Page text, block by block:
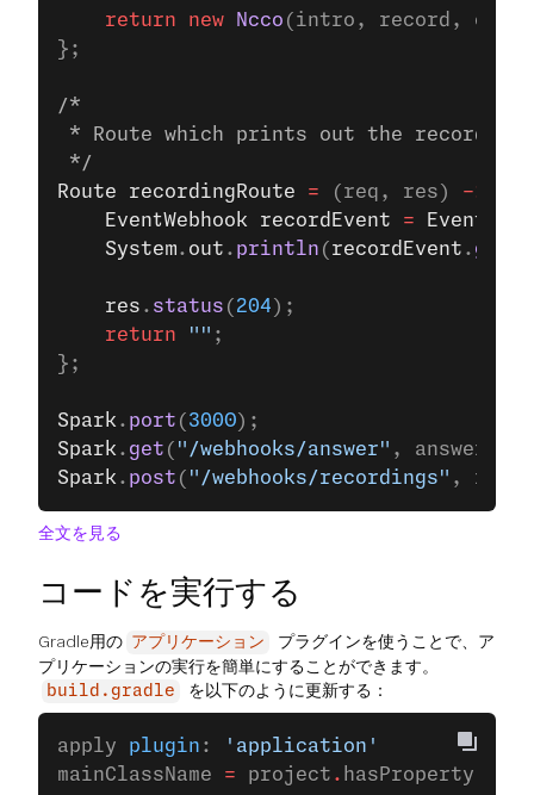
    return
new Ncco (intro, record,
};
/*
* Route which prints out the
*/
Route recordingRoute = (req, res) ->
    EventWebhook
recordEvent =
    System
. out . println ( recordEvent .
    res
. status ( 204 );
    return
"" ;
};
Spark . port ( 3000);
Spark . get ( "/webhooks/answer" ,
Spark . post ( "/webhooks/recordings" ,
全文を見る
コードを実行する
Gradle用の アプリケーション
プラグインを使うことで、ア
プリケーションの実行を簡単にすることができます。
build.gradle を以下のように更新する：
apply plugin :
'application'
mainClassName = project . hasProperty(